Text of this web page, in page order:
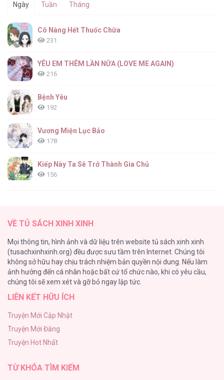
Ngày Tuần Tháng
Cô Nàng Hết Thuốc Chữa
231
YÊU EM THÊM LẦN NỮA (LOVE ME AGAIN)
216
Bệnh Yêu
192
Vương Miện Lục Bảo
178
Kiếp Này Ta Sẽ Trở Thành Gia Chủ
156
139
Tổng hợp boylove 18+
135
Đứa Nhỏ Không Phải Là Con Anh
Mùa Xuân Hoa Nở
104
VỀ TỦ SÁCH XINH XINH
Mọi thông tin, hình ảnh và dữ liệu trên website tủ sách xinh xinh
(tusachxinhxinh.org) đều được sưu tầm trên Internet. Chúng tôi
không sở hữu hay chịu trách nhiệm bản quyền nội dung. Nếu làm
ảnh hưởng đến cá nhân hoặc bất cứ tổ chức nào, khi có yêu cầu,
chúng tôi sẽ xem xét và gỡ bỏ ngay lập tức.
LIÊN KẾT HỮU ÍCH
Truyện Mới Cập Nhật
Truyện Mới Đăng
Truyện Hot Nhất
TỪ KHÓA TÌM KIẾM